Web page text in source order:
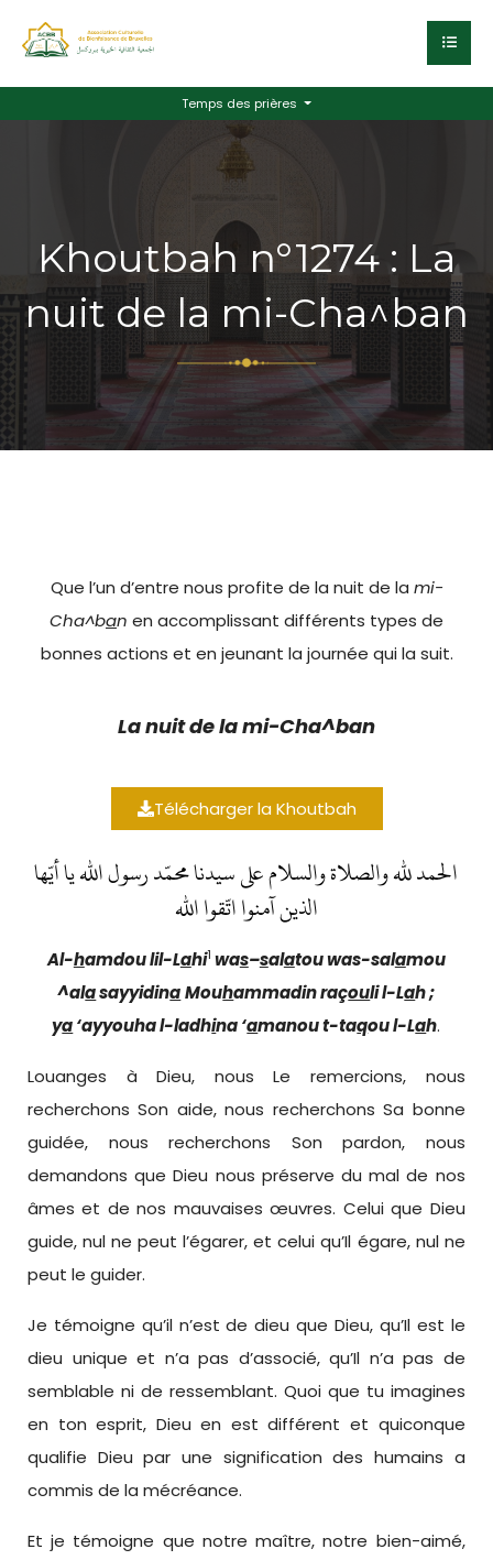
Temps des prières
Khoutbah n°1274 : La
nuit de la mi-Cha^ban
Que l’un d’entre nous profite de la nuit de la mi-
Cha^ban en accomplissant différents types de
bonnes actions et en jeunant la journée qui la suit.
La nuit de la mi-Cha^ban
Télécharger la Khoutbah
الحمد لله والصلاة والسلام على سيدنا محمّد رسول الله يا أيّها
الذين آمنوا اتّقوا الله
Al-hamdou lil-Lahi1 was–salatou was-salamou
^alasayyidina Mouhammadinraçouli l-Lah ;
ya‘ayyouha l-ladhina ‘amanou t-taqou l-Lah.
Louanges à Dieu, nous Le remercions, nous
recherchons Son aide, nous recherchons Sa bonne
guidée, nous recherchons Son pardon, nous
demandons que Dieu nous préserve du mal de nos
âmes et de nos mauvaises œuvres. Celui que Dieu
guide, nul ne peut l’égarer, et celui qu’Il égare, nul ne
peut le guider.
Je témoigne qu’il n’est de dieu que Dieu, qu’Il est le
dieu unique et n’a pas d’associé, qu’Il n’a pas de
semblable ni de ressemblant. Quoi que tu imagines
en ton esprit, Dieu en est différent et quiconque
qualifie Dieu par une signification des humains a
commis de la mécréance.
Et je témoigne que notre maître, notre bien-aimé,